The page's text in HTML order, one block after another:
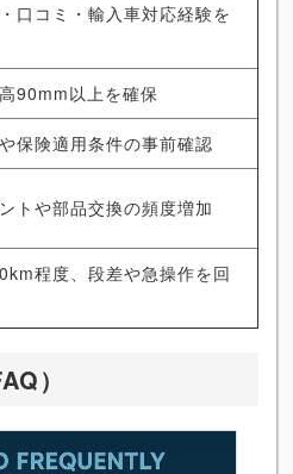
口コミ・輸入車対応経験を
90mm以上を確保
保険適用条件の事前確認
トや部品交換の頻度増加
程度、段差や急操作を回
）